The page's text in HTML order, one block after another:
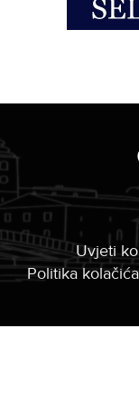
Uvjeti
Politika kolačića